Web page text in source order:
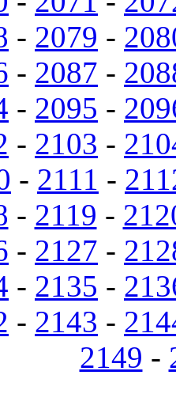
- 2079 -
- 2087 -
- 2095 -
- 2103 -
- 2111 -
- 2119 -
- 2127 -
- 2135 -
- 2143 -
2149 -